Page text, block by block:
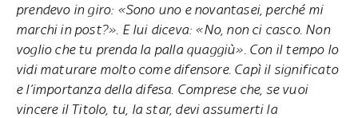
prendevo in giro: «Sono uno e novantasei, perché mi
marchi in post?». E lui diceva: «No, non ci casco. Non
voglio che tu prenda la palla quaggiù». Con il tempo lo
vidi maturare molto come difensore. Capì il significato
e l’importanza della difesa. Comprese che, se vuoi
vincere il Titolo, tu, la star, devi assumerti la